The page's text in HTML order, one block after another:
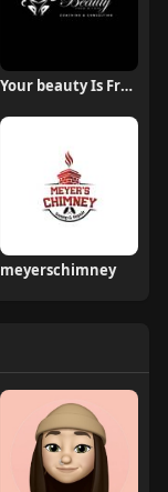
Your beauty Is From within
meyerschimney